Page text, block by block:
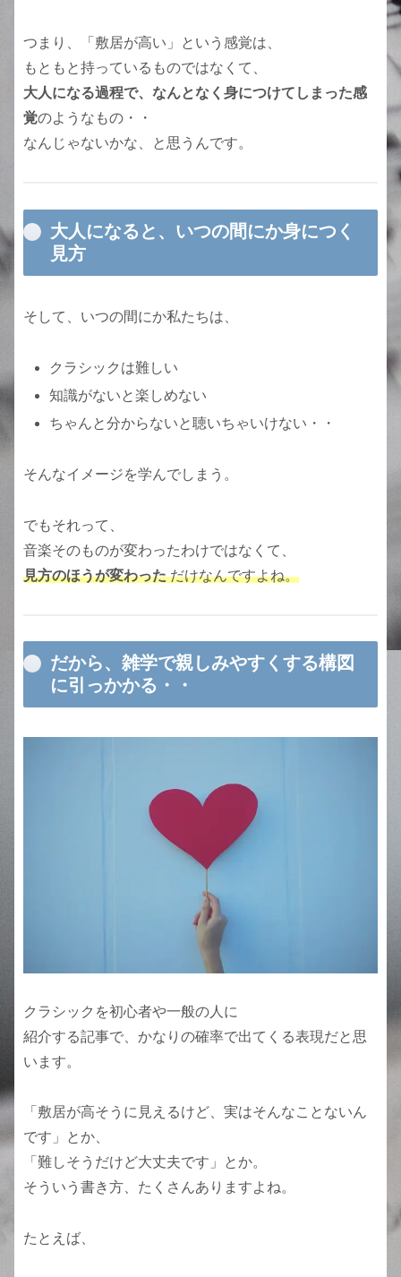
つまり、「敷居が高い」という感覚は、
もともと持っているものではなくて、
大人になる過程で、なんとなく身につけてしまった感
覚のようなもの・・
なんじゃないかな、と思うんです。
大人になると、いつの間にか身につく
見方
そして、いつの間にか私たちは、
クラシックは難しい
知識がないと楽しめない
ちゃんと分からないと聴いちゃいけない・・
そんなイメージを学んでしまう。
でもそれって、
音楽そのものが変わったわけではなくて、
見方のほうが変わっただけなんですよね。
だから、雑学で親しみやすくする構図
に引っかかる・・
クラシックを初心者や一般の人に
紹介する記事で、かなりの確率で出てくる表現だと思
います。
「敷居が高そうに見えるけど、実はそんなことないん
です」とか、
「難しそうだけど大丈夫です」とか。
そういう書き方、たくさんありますよね。
たとえば、